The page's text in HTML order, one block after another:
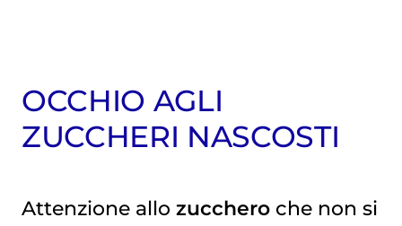
OCCHIO AGLI
ZUCCHERI NASCOSTI
Attenzione allo zuccheroche non si